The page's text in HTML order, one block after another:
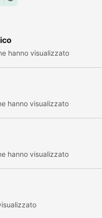
hanno visualizzato
hanno visualizzato
hanno visualizzato